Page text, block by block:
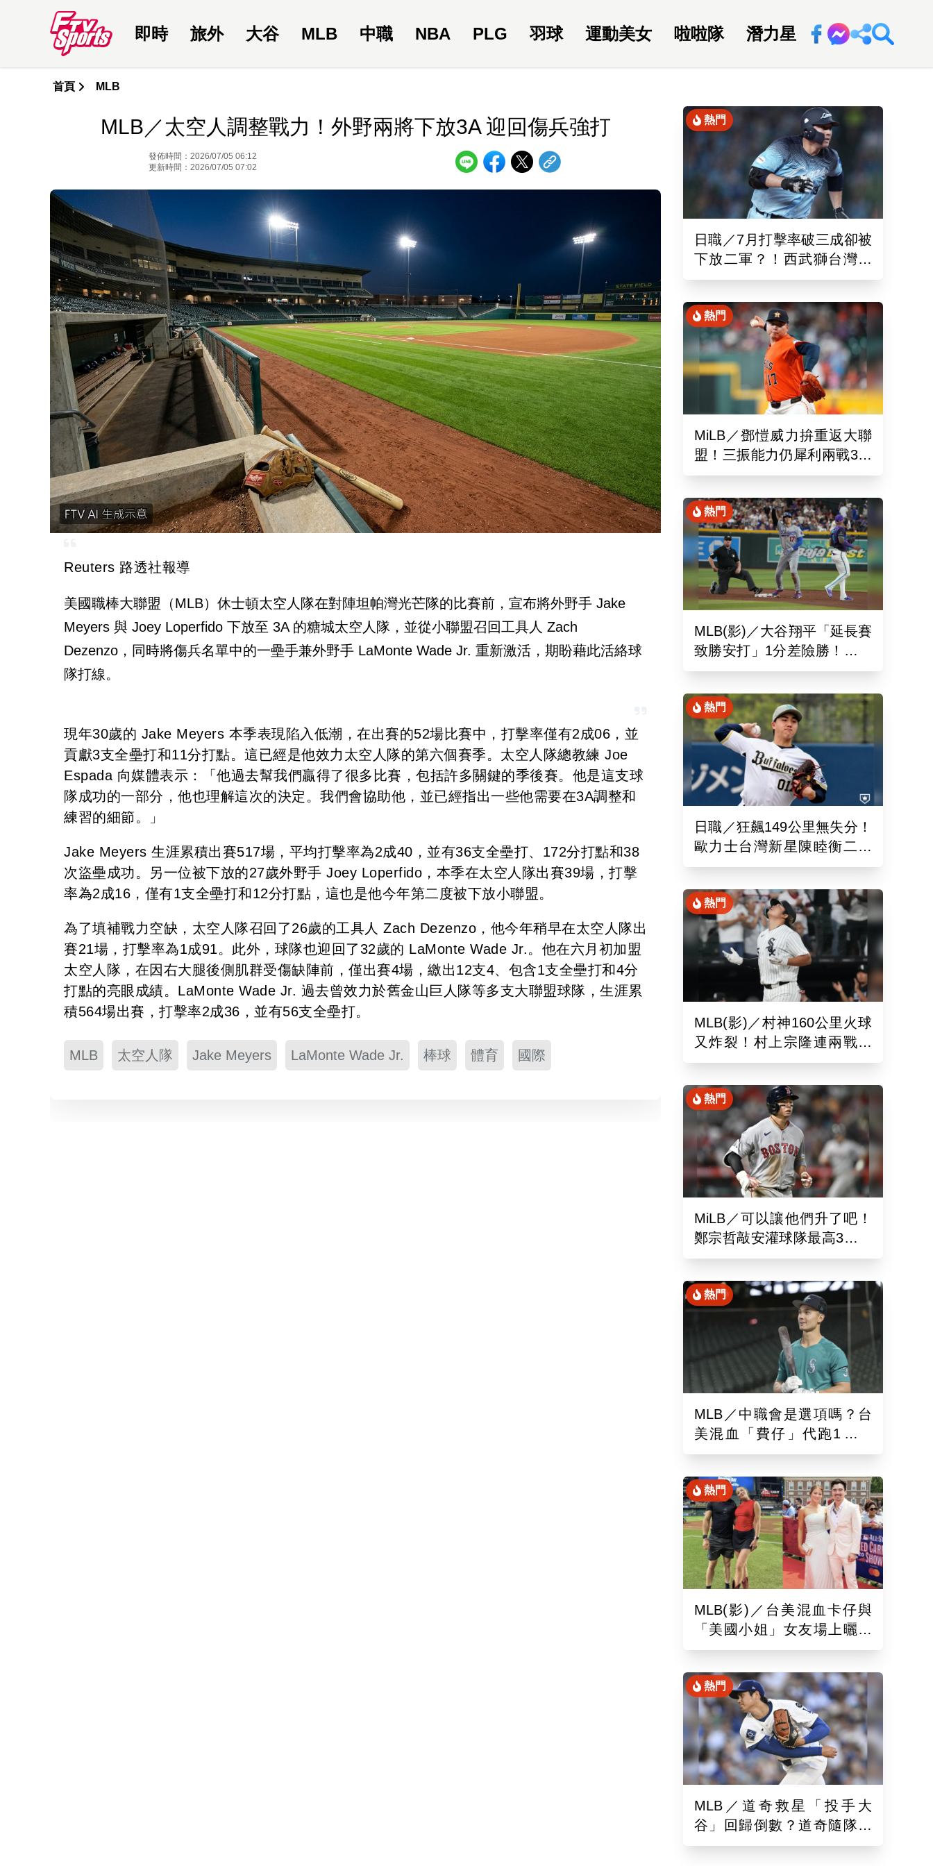
即時 旅外 大谷 MLB 中職 NBA PLG 羽球 運動美女 啦啦隊 潛力星 回新聞網
首頁 MLB
MLB／太空人調整戰力！外野兩將下放3A 迎回傷兵強打
發佈時間：2026/07/05 06:12
更新時間：2026/07/05 07:02
Reuters 路透社報導
美國職棒大聯盟（MLB）休士頓太空人隊在對陣坦帕灣光芒隊的比賽前，宣布將外野手 Jake
Meyers 與 Joey Loperfido 下放至 3A 的糖城太空人隊，並從小聯盟召回工具人 Zach
Dezenzo，同時將傷兵名單中的一壘手兼外野手 LaMonte Wade Jr. 重新激活，期盼藉此活絡球
隊打線。
現年30歲的 Jake Meyers 本季表現陷入低潮，在出賽的52場比賽中，打擊率僅有2成06，並
貢獻3支全壘打和11分打點。這已經是他效力太空人隊的第六個賽季。太空人隊總教練 Joe
Espada 向媒體表示：「他過去幫我們贏得了很多比賽，包括許多關鍵的季後賽。他是這支球
隊成功的一部分，他也理解這次的決定。我們會協助他，並已經指出一些他需要在3A調整和
練習的細節。」
Jake Meyers 生涯累積出賽517場，平均打擊率為2成40，並有36支全壘打、172分打點和38
次盜壘成功。另一位被下放的27歲外野手 Joey Loperfido，本季在太空人隊出賽39場，打擊
率為2成16，僅有1支全壘打和12分打點，這也是他今年第二度被下放小聯盟。
為了填補戰力空缺，太空人隊召回了26歲的工具人 Zach Dezenzo，他今年稍早在太空人隊出
賽21場，打擊率為1成91。此外，球隊也迎回了32歲的 LaMonte Wade Jr.。他在六月初加盟
太空人隊，在因右大腿後側肌群受傷缺陣前，僅出賽4場，繳出12支4、包含1支全壘打和4分
打點的亮眼成績。LaMonte Wade Jr. 過去曾效力於舊金山巨人隊等多支大聯盟球隊，生涯累
積564場出賽，打擊率2成36，並有56支全壘打。
MLB 太空人隊 Jake Meyers LaMonte Wade Jr. 棒球 體育 國際
熱門
日職／7月打擊率破三成卻被
下放二軍？！西武獅台灣重
砲林安可「抹消登錄」原因
熱門
MiLB／鄧愷威力拚重返大聯
盟！三振能力仍犀利兩戰3局
狂飆6K
熱門
MLB(影)／大谷翔平「延長賽
致勝安打」1分差險勝！道奇
終止本季最長7連敗低潮
熱門
日職／狂飆149公里無失分！
歐力士台灣新星陳睦衡二軍
先發5局好投技驚四座
熱門
MLB(影)／村神160公里火球
又炸裂！村上宗隆連兩戰開
砲 第26轟再寫日本紀錄
熱門
MiLB／可以讓他們升了吧！
鄭宗哲敲安灌球隊最高3打點
混血「龍仔」單場猛打賞
熱門
MLB／中職會是選項嗎？台
美混血「費仔」代跑1場被
DFA！再成自由球員動向受
熱門
MLB(影)／台美混血卡仔與
「美國小姐」女友場上曬恩
愛！賽前獻唱大谷翔平場邊
熱門
MLB／道奇救星「投手大
谷」回歸倒數？道奇隨隊記
者樂觀曝「最新進展」